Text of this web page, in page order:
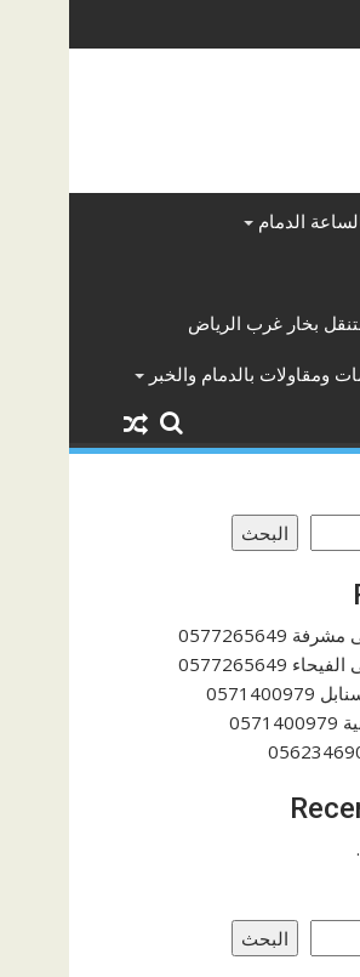
الدمام
بخار غرب الرياض
ومقاولات بالدمام والخبر
البحث
البحث